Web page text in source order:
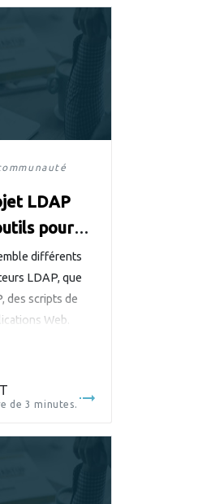
LDAP
pour
différents
LDAP, que
des scripts de
Web.
administrateurs
outils proposés
de 3 minutes.